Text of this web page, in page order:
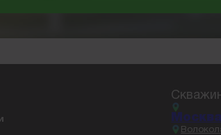
Москва